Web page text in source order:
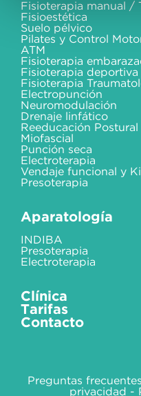
Fisioterapia manual /
Fisioestética
Suelo pélvico
Pilates y Control
ATM
Fisioterapia
Fisioterapia deportiva
Fisioterapia
Electropunción
Neuromodulación
Drenaje linfático
Reeducación
Miofascial
Punción seca
Electroterapia
Vendaje funcional y
Presoterapia
Aparatología
INDIBA
Presoterapia
Electroterapia
Clínica
Tarifas
Contacto
Preguntas frecuentes
privacidad -